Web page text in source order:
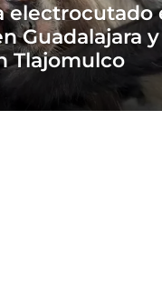
electrocutado
Guadalajara y
Tlajomulco